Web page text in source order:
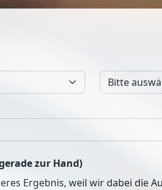
zur Hand)
Ergebnis, weil wir dabei die